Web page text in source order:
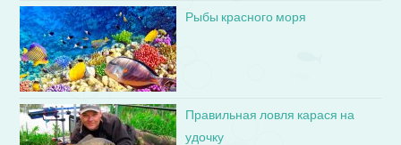
Рыбы красного моря
Правильная ловля карася на
удочку